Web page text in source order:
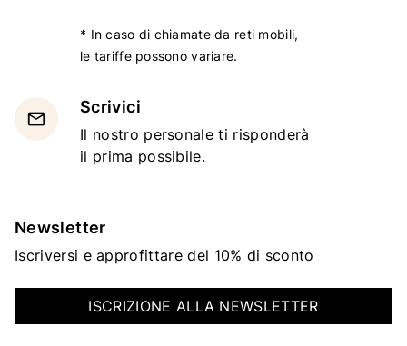
* In caso di chiamate da reti mobili,
le tariffe possono variare.
email
Scrivici
Il nostro personale ti risponderà
il prima possibile.
Newsletter
Iscriversi e approfittare del 10% di sconto
ISCRIZIONE ALLA NEWSLETTER